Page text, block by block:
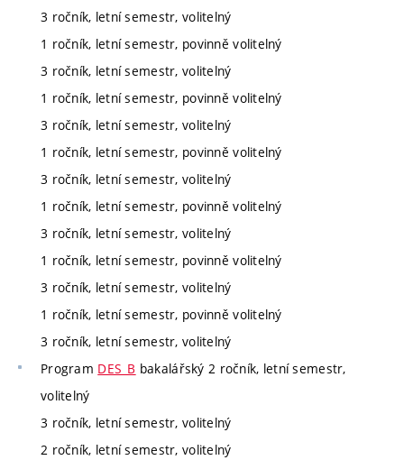
3 ročník, letní semestr, volitelný
1 ročník, letní semestr, povinně volitelný
3 ročník, letní semestr, volitelný
1 ročník, letní semestr, povinně volitelný
3 ročník, letní semestr, volitelný
1 ročník, letní semestr, povinně volitelný
3 ročník, letní semestr, volitelný
1 ročník, letní semestr, povinně volitelný
3 ročník, letní semestr, volitelný
1 ročník, letní semestr, povinně volitelný
3 ročník, letní semestr, volitelný
1 ročník, letní semestr, povinně volitelný
3 ročník, letní semestr, volitelný
Program DES_B bakalářský 2 ročník, letní semestr,
volitelný
3 ročník, letní semestr, volitelný
2 ročník, letní semestr, volitelný